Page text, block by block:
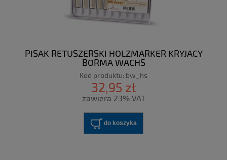
PISAK RETUSZERSKI HOLZMARKER KRYJACY
BORMA WACHS
Kod produktu: bw_hs
32,95 zł
zawiera 23% VAT
do koszyka